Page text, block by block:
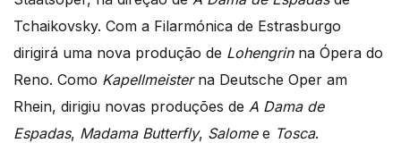
Tchaikovsky. Com a Filarmónica de Estrasburgo
dirigirá uma nova produção de Lohengrin na Ópera do
Reno. Como Kapellmeisterna Deutsche Oper am
Rhein, dirigiu novas produções de A Dama de
Espadas, Madama Butterfly, Salomee Tosca.